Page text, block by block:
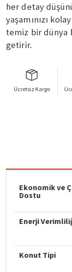
her detay
yaşamınızı
temiz bir dünya
getirir.
Ücretsiz Kargo
Ekonomik ve
Dostu
Enerji
Konut Tipi